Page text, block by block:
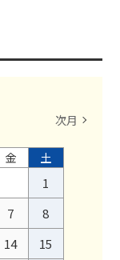
次月
金
土
1
7
8
14
15